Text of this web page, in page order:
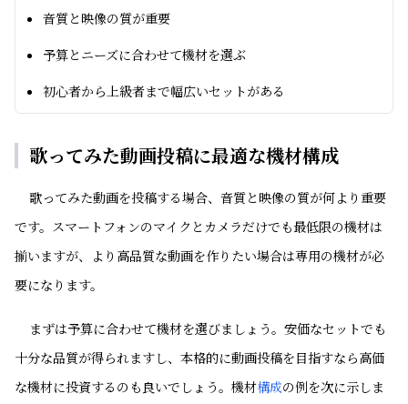
音質と映像の質が重要
予算とニーズに合わせて機材を選ぶ
初心者から上級者まで幅広いセットがある
歌ってみた動画投稿に最適な機材構成
歌ってみた動画を投稿する場合、音質と映像の質が何より重要
です。スマートフォンのマイクとカメラだけでも最低限の機材は
揃いますが、より高品質な動画を作りたい場合は専用の機材が必
要になります。
まずは予算に合わせて機材を選びましょう。安価なセットでも
十分な品質が得られますし、本格的に動画投稿を目指すなら高価
な機材に投資するのも良いでしょう。機材構成の例を次に示しま